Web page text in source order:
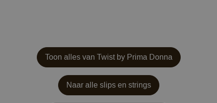
Toon alles van Twist by Prima Donna
Naar alle slips en strings